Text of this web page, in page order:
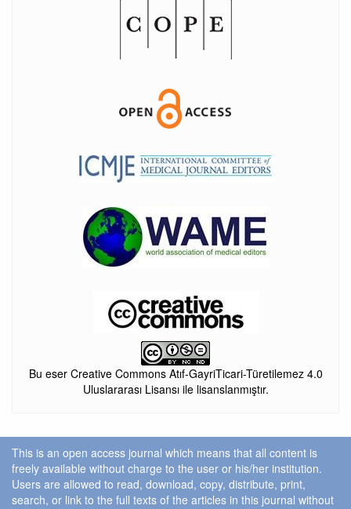
Bu eser Creative Commons Atıf-GayriTicari-Türetilemez 4.0
Uluslararası Lisansı ile lisanslanmıştır.
This is an open access journal which means that all content is
freely available without charge to the user or his/her institution.
Users are allowed to read, download, copy, distribute, print,
search, or link to the full texts of the articles in this journal without